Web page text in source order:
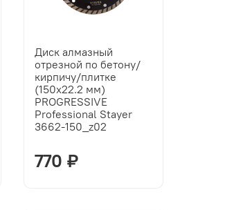
Диск алмазный
отрезной по бетону/
кирпичу/плитке
(150х22.2 мм)
PROGRESSIVE
Professional Stayer
3662-150_z02
770 ₽